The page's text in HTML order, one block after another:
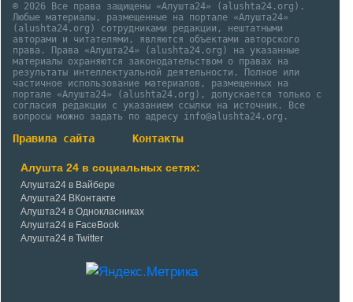
© 2026 Все права защищены «Алушта24» (alushta24.org).
Любые материалы, размещенные на портале «Алушта24»
(alushta24.org) сотрудниками редакции, нештатными
авторами и читателями, являются объектами авторского
права. Права «Алушта24» (alushta24.org) на указанные
материалы охраняются законодательством о правах на
результаты интеллектуальной деятельности. Полное или
частичное использование материалов, размещенных на
портале «Алушта24» (alushta24.org), допускается только с
согласия редакции с указанием ссылки на источник. Все
вопросы можно задать по адресу info@alushta24.org.
Правила сайта Контакты
Алушта 24 в социальных сетях:
Алушта24 в Вайбере
Алушта24 ВКонтакте
Алушта24 в Однокласниках
Алушта24 в FaceBook
Алушта24 в Twitter